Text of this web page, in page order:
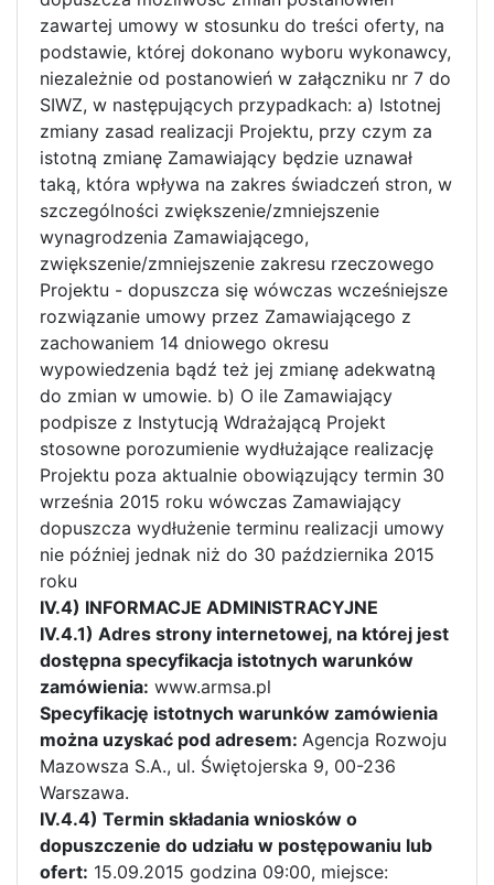
zawartej umowy w stosunku do treści oferty, na
podstawie, której dokonano wyboru wykonawcy,
niezależnie od postanowień w załączniku nr 7 do
SIWZ, w następujących przypadkach: a) Istotnej
zmiany zasad realizacji Projektu, przy czym za
istotną zmianę Zamawiający będzie uznawał
taką, która wpływa na zakres świadczeń stron, w
szczególności zwiększenie/zmniejszenie
wynagrodzenia Zamawiającego,
zwiększenie/zmniejszenie zakresu rzeczowego
Projektu - dopuszcza się wówczas wcześniejsze
rozwiązanie umowy przez Zamawiającego z
zachowaniem 14 dniowego okresu
wypowiedzenia bądź też jej zmianę adekwatną
do zmian w umowie. b) O ile Zamawiający
podpisze z Instytucją Wdrażającą Projekt
stosowne porozumienie wydłużające realizację
Projektu poza aktualnie obowiązujący termin 30
września 2015 roku wówczas Zamawiający
dopuszcza wydłużenie terminu realizacji umowy
nie później jednak niż do 30 października 2015
roku
IV.4) INFORMACJE ADMINISTRACYJNE
IV.4.1) Adres strony internetowej, na której jest
dostępna specyfikacja istotnych warunków
zamówienia: www.armsa.pl
Specyfikację istotnych warunków zamówienia
można uzyskać pod adresem: Agencja Rozwoju
Mazowsza S.A., ul. Świętojerska 9, 00-236
Warszawa.
IV.4.4) Termin składania wniosków o
dopuszczenie do udziału w postępowaniu lub
ofert: 15.09.2015 godzina 09:00, miejsce: